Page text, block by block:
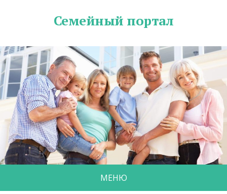
Семейный портал
МЕНЮ